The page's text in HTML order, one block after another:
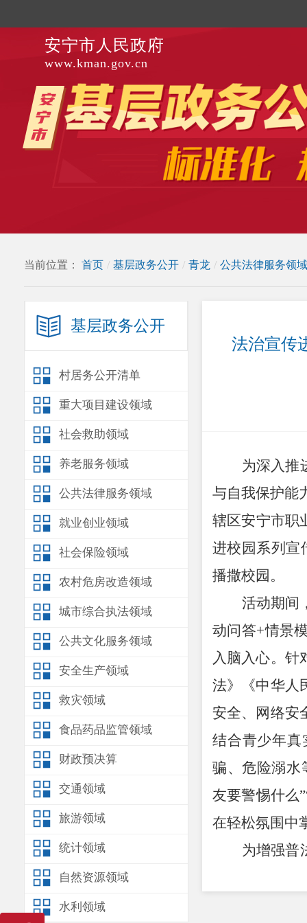
安宁市人民政府
www.kman.gov.cn
当前位置： 首页 / 基层政务公开 / 青龙 / 公共法律服务领域
基层政务公开
村居务公开清单
重大项目建设领域
社会救助领域
养老服务领域
公共法律服务领域
就业创业领域
社会保险领域
农村危房改造领域
城市综合执法领域
公共文化服务领域
安全生产领域
救灾领域
食品药品监管领域
财政预决算
交通领域
旅游领域
统计领域
自然资源领域
水利领域
法治宣传
为深入推
与自我保护能
辖区安宁市职
进校园系列宣
播撒校园。
活动期间
动问答+情景
入脑入心。针
法》《中华人
安全、网络安
结合青少年真
骗、危险溺水
友要警惕什么
在轻松氛围中
为增强普